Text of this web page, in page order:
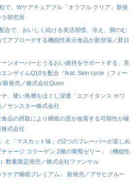
で。Wケアチュアブル「オラフル クリア」新発
ラ研究所
合で、おいしく続ける美活習慣。冷え、脚のむ
アプローチする機能性表示食品が新登場／新日
ンオーバーとうるおい維持をサポートする」美
ンザイムQ10を配合『feat. Skin cycle（フィー
新発売／株式会社Quon
、硬い角層をほぐし浸透「エクイタンス ホワ
サンスター株式会社
品の摂取により睡眠の質が改善する可能性が確
式会社
と「マスカット味」の2つのフレーバーが楽しめ
ャージ コラーゲン 2種の葡萄ゼリー」（機能性
数量限定発売／株式会社ファンケル
ケア睡眠プレミアム』 新発売／アサヒグルー